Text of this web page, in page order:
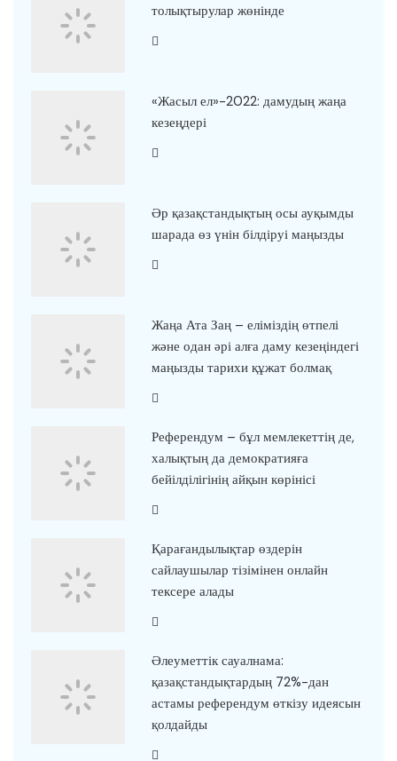
толықтырулар жөнінде
«Жасыл ел»-2022: дамудың жаңа
кезеңдері
Әр қазақстандықтың осы ауқымды
шарада өз үнін білдіруі маңызды
Жаңа Ата Заң – еліміздің өтпелі
және одан әрі алға даму кезеңіндегі
маңызды тарихи құжат болмақ
Референдум – бұл мемлекеттің де,
халықтың да демократияға
бейілділігінің айқын көрінісі
Қарағандылықтар өздерін
сайлаушылар тізімінен онлайн
тексере алады
Әлеуметтік сауалнама:
қазақстандықтардың 72%-дан
астамы референдум өткізу идеясын
қолдайды